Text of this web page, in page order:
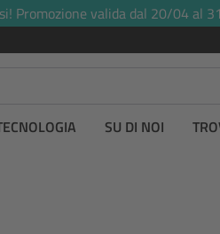
Promozione valida dal 20/04
SU DI NOI